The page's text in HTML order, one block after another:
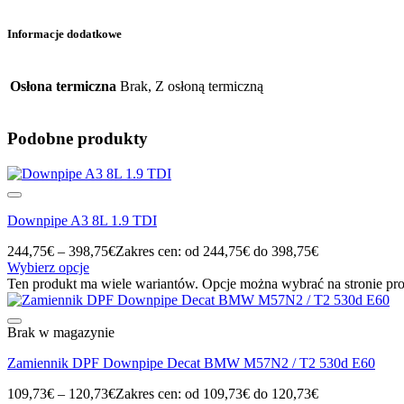
Informacje dodatkowe
Osłona termiczna Brak, Z osłoną termiczną
Podobne produkty
Downpipe A3 8L 1.9 TDI
244,75€ – 398,75€Zakres cen: od 244,75€ do 398,75€
Wybierz opcje
Ten produkt ma wiele wariantów. Opcje można wybrać na stronie
Brak w magazynie
Zamiennik DPF Downpipe Decat BMW M57N2 / T2 530d E60
109,73€ – 120,73€Zakres cen: od 109,73€ do 120,73€